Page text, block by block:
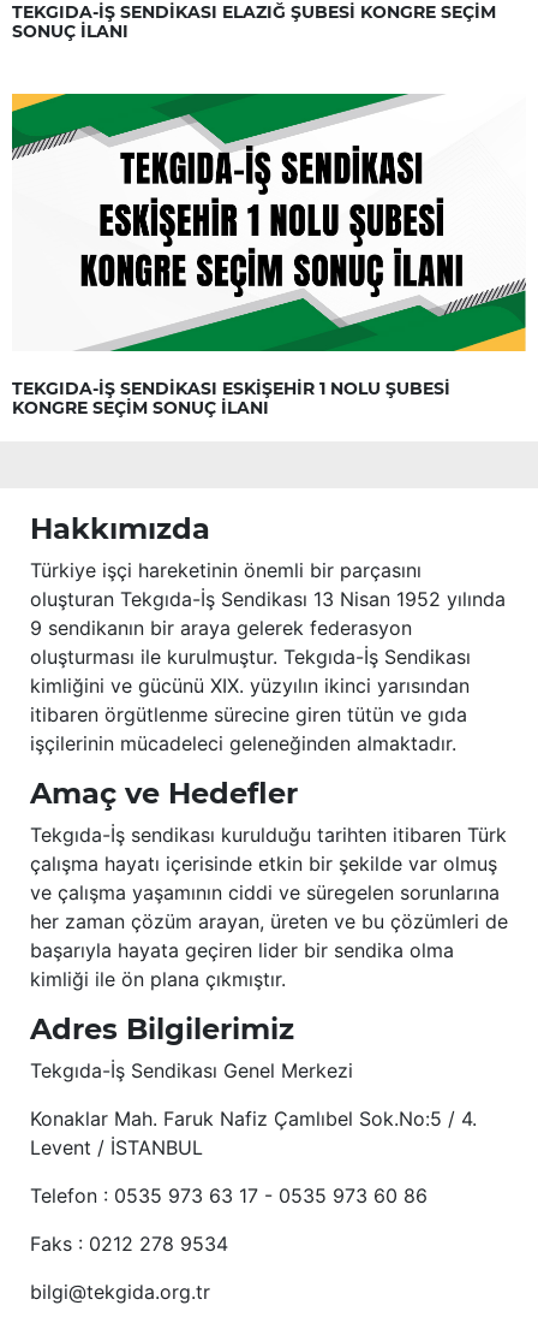
TEKGIDA-İŞ SENDİKASI ELAZIĞ ŞUBESİ KONGRE SEÇİM
SONUÇ İLANI
TEKGIDA-İŞ SENDİKASI ESKİŞEHİR 1 NOLU ŞUBESİ
KONGRE SEÇİM SONUÇ İLANI
Hakkımızda
Türkiye işçi hareketinin önemli bir parçasını
oluşturan Tekgıda-İş Sendikası 13 Nisan 1952 yılında
9 sendikanın bir araya gelerek federasyon
oluşturması ile kurulmuştur. Tekgıda-İş Sendikası
kimliğini ve gücünü XIX. yüzyılın ikinci yarısından
itibaren örgütlenme sürecine giren tütün ve gıda
işçilerinin mücadeleci geleneğinden almaktadır.
Amaç ve Hedefler
Tekgıda-İş sendikası kurulduğu tarihten itibaren Türk
çalışma hayatı içerisinde etkin bir şekilde var olmuş
ve çalışma yaşamının ciddi ve süregelen sorunlarına
her zaman çözüm arayan, üreten ve bu çözümleri de
başarıyla hayata geçiren lider bir sendika olma
kimliği ile ön plana çıkmıştır.
Adres Bilgilerimiz
Tekgıda-İş Sendikası Genel Merkezi
Konaklar Mah. Faruk Nafiz Çamlıbel Sok.No:5 / 4.
Levent / İSTANBUL
Telefon : 0535 973 63 17 - 0535 973 60 86
Faks : 0212 278 9534
bilgi@tekgida.org.tr